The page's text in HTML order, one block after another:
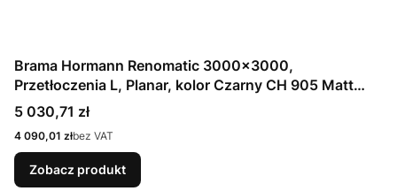
Brama Hormann Renomatic 3000x3000,
Przetłoczenia L, Planar, kolor Czarny CH 905 Matt
deluxe + Prowadzenie N
Cena
5 030,71 zł
Cena
4 090,01 złbez VAT
Zobacz produkt